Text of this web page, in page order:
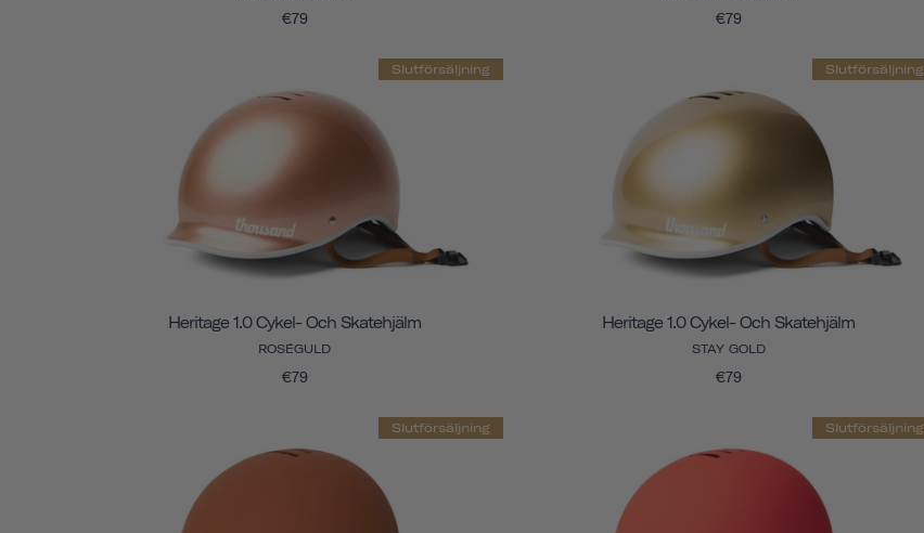
€79 €79
Slutförsäljning
Heritage 1.0 Cykel- Och Skatehjälm
ROSÉGULD
€79
Slutförsäljning
Heritage 1.0 Cykel- Och Skatehjälm
STAY GOLD
€79
Slutförsäljning Slutförsäljning